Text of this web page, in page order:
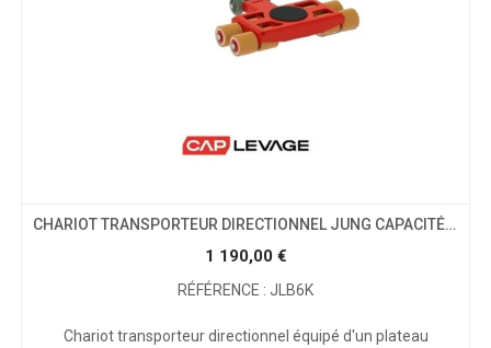
CHARIOT TRANSPORTEUR DIRECTIONNEL JUNG CAPACITÉ 6 TONNES
1 190,00€
RÉFÉRENCE : JLB6K
Chariot transporteur directionnel équipé d'un plateau